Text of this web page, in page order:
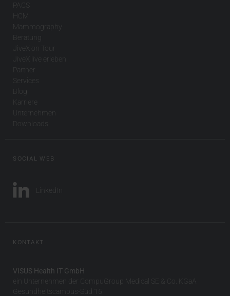
PACS
HCM
Mammography
Beratung
JiveX on Tour
JiveX live erleben
Partner
Services
Blog
Karriere
Unternehmen
Downloads
SOCIAL WEB
LinkedIn
KONTAKT
VISUS Health IT GmbH
ein Unternehmen der CompuGroup Medical SE & Co. KGaA
Gesundheitscampus-Süd 15